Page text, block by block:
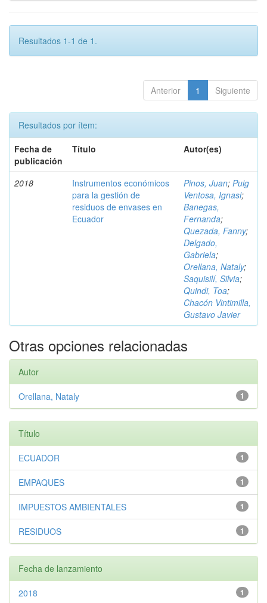
Resultados 1-1 de 1.
Anterior 1 Siguiente
Resultados por ítem:
Fecha de
publicación
Título Autor(es)
2018
Instrumentos económicos
para la gestión de
residuos de envases en
Ecuador
Pinos, Juan; Puig
Ventosa, Ignasi;
Banegas,
Fernanda;
Quezada, Fanny;
Delgado,
Gabriela;
Orellana, Nataly;
Saquisilí, Silvia;
Quindi, Toa;
Chacón Vintimilla,
Gustavo Javier
Otras opciones relacionadas
Autor
1
Orellana, Nataly
Título
1
ECUADOR
1
EMPAQUES
1
IMPUESTOS AMBIENTALES
1
RESIDUOS
Fecha de lanzamiento
1
2018